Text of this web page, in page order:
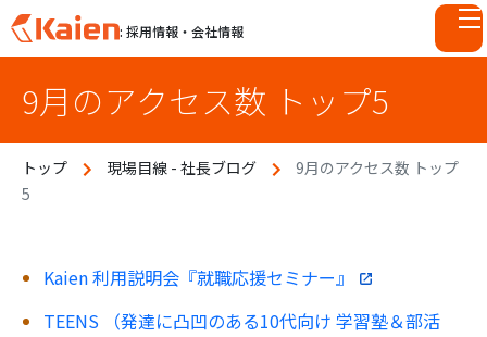
p
: 採用情報・会社情報
9月のアクセス数 トップ5
トップ 現場目線 - 社長ブログ
9月のアクセス数 トップ
5
Kaien 利用説明会『就職応援セミナー』
TEENS （発達に凸凹のある10代向け 学習塾＆部活